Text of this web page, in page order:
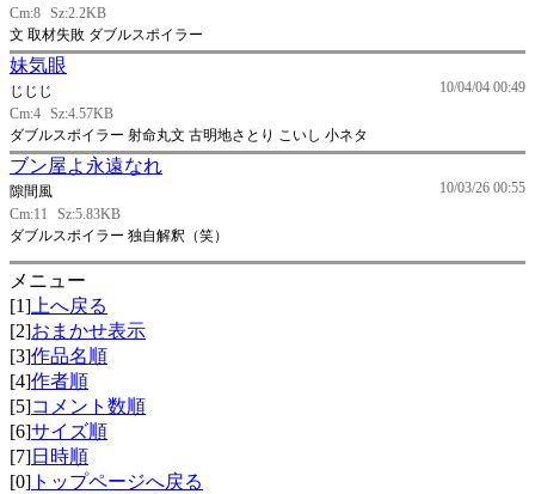
Cm:8 Sz:2.2KB
文 取材失敗 ダブルスポイラー
妹気眼
10/04/04 00:49
じじじ
Cm:4 Sz:4.57KB
ダブルスポイラー 射命丸文 古明地さとり こいし 小ネタ
ブン屋よ永遠なれ
10/03/26 00:55
隙間風
Cm:11
Sz:5.83KB
ダブルスポイラー 独自解釈（笑）
メニュー
[1] 上へ戻る
[2]おまかせ表示
[3]作品名順
[4]作者順
[5]コメント数順
[6]サイズ順
[7]日時順
[0] トップページへ戻る